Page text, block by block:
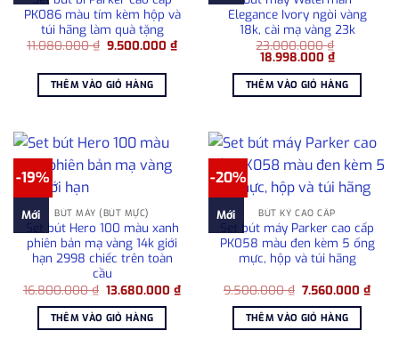
PK086 màu tím kèm hộp và
túi hãng làm quà tặng
11.080.000₫ Giá
11.080.000 ₫.
9.500.000₫Giá
9.500.000 ₫.
THÊM VÀO GIỎ HÀNG
Elegance Ivory ngòi vàng
18k, cài mạ vàng 23k
23.000.000₫
Giá
là:
23.000.000 ₫.
18.998.000 ₫Giá
tại
là:
THÊM VÀO GIỎ HÀNG
-19%
Mới BÚT MÁY (BÚT MỰC)
Set bút Hero 100 màu xanh
phiên bản mạ vàng 14k giới
hạn 2998 chiếc trên toàn
cầu
16.800.000₫ Giá
là:
16.800.000 ₫.
13.680.000₫Giá
hiện
13.680.000 ₫.
THÊM VÀO GIỎ HÀNG
-20%
Mới BÚT KÝ CAO CẤP
Set bút máy Parker cao cấp
PK058 màu đen kèm 5 ống
mực, hộp và túi hãng
9.500.000₫ Giá
là:
9.500.000 ₫.
7.560.000₫Giá
hiện
THÊM VÀO GIỎ HÀNG